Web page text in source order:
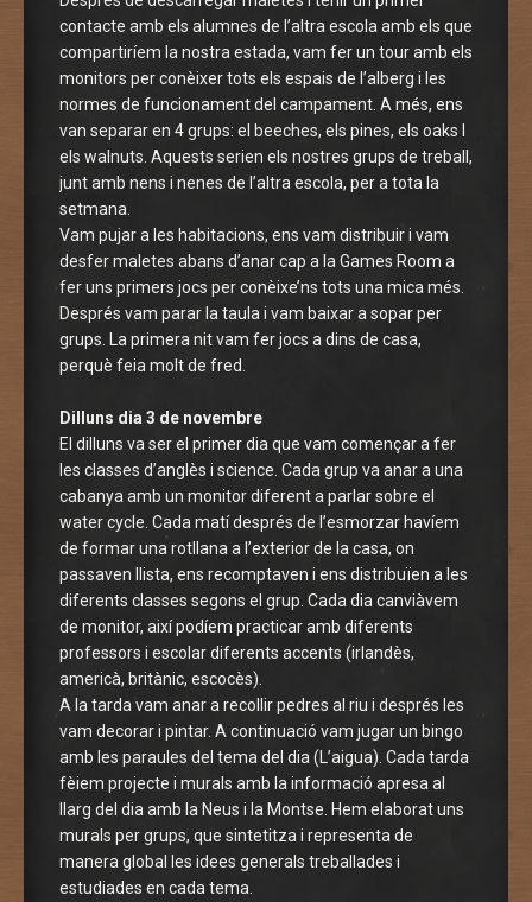
contacte amb els alumnes de l’altra escola amb els que
compartiríem la nostra estada, vam fer un tour amb els
monitors per conèixer tots els espais de l’alberg i les
normes de funcionament del campament. A més, ens
van separar en 4 grups: el beeches, els pines, els oaks I
els walnuts. Aquests serien els nostres grups de treball,
junt amb nens i nenes de l’altra escola, per a tota la
setmana.
Vam pujar a les habitacions, ens vam distribuir i vam
desfer maletes abans d’anar cap a la Games Room a
fer uns primers jocs per conèixe’ns tots una mica més.
Després vam parar la taula i vam baixar a sopar per
grups. La primera nit vam fer jocs a dins de casa,
perquè feia molt de fred.
Dilluns dia 3 de novembre
El dilluns va ser el primer dia que vam començar a fer
les classes d’anglès i science. Cada grup va anar a una
cabanya amb un monitor diferent a parlar sobre el
water cycle. Cada matí després de l’esmorzar havíem
de formar una rotllana a l’exterior de la casa, on
passaven llista, ens recomptaven i ens distribuïen a les
diferents classes segons el grup. Cada dia canviàvem
de monitor, així podíem practicar amb diferents
professors i escolar diferents accents (irlandès,
americà, britànic, escocès).
A la tarda vam anar a recollir pedres al riu i després les
vam decorar i pintar. A continuació vam jugar un bingo
amb les paraules del tema del dia (L’aigua). Cada tarda
fèiem projecte i murals amb la informació apresa al
llarg del dia amb la Neus i la Montse. Hem elaborat uns
murals per grups, que sintetitza i representa de
manera global les idees generals treballades i
estudiades en cada tema.